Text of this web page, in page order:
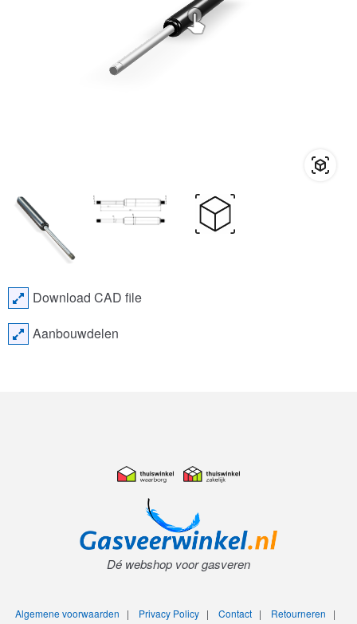
Download CAD file
Aanbouwdelen
Dé webshop voor gasveren
Algemene voorwaarden | Privacy Policy| Contact| Retourneren |